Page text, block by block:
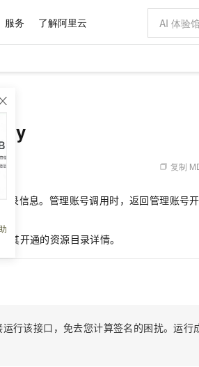
服务 了解阿里云
复制
目录信息。管理账号调用时，返回管理账号
其开通的资源目录详情。
运行该接口，免去您计算签名的困扰。运
最新旗舰模型，长程编程与推理利器
Deepseek-v4-pro
名与网站
存储 OSS
人工智能平台 PAI 大模型
站式AI开发、训练和推理服务
CN
Qoder
面向真
云原
译宝，AI翻译排版一步到位
5.2：长任务时代开源旗舰模型
Hermes Agent，打造自进化智能体
主进化，持久记忆，越用越聪明
Code + GStack 打造工程团队
轻松解
5 分钟
特惠
启 AI 普惠权益
里云 OPC 创新助力计划
百万元 Token 补贴，加速一人公司成长
Token Plan 模型订阅计划 NEW
Max 首发尝鲜，限时加量 10 倍，夜间低至2
问办公，限时限量积分加倍
Plan 支持 Qwen 3.8-Max NEW
AI
从图文
AI 广
图文、
AI助
AI 办
格计算器
助选配和估算价格
格优势
动算力普惠，释放技术红利
配
据与 API
据集
手机三要素
实名认证
文字识别
票查验
预报查询
业应用
基础
JAVA
Red
为产品伙伴
品生态集成认证中心
产品生态伙伴
生态伙伴工作台
产品
云网
业增值服务
业支持计划
专家技术服务
增值服务台
企业成长
实践
阿里
信息
佳实践
上春晚
云上奥运之旅
战略参考
的中国
看见新力量
融模力时刻
案例
市场